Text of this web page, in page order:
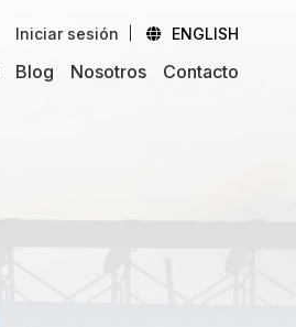
Iniciar sesión ENGLISH
Blog Nosotros Contacto